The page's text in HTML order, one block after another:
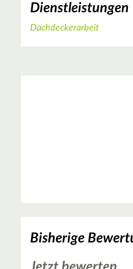
Dienstleistungen
Dachdeckerarbeit
Bisherige